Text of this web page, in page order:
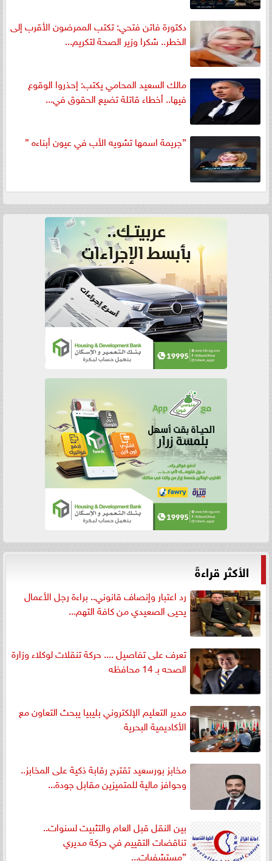
دكتورة فاتن فتحي: تكتب الممرضون الأقرب إلى
الخطر.. شكرا وزير الصحة لتكريم...
مالك السعيد المحامي يكتب: إحذروا الوقوع
فيها.. أخطاء قاتلة تضيع الحقوق في...
”جريمة اسمها تشويه الأب في عيون أبناءه ”
الأكثر قراءةً
رد اعتبار وإنصاف قانوني.. براءة رجل الأعمال
يحيى الصعيدي من كافة التهم...
تعرف على تفاصيل .... حركة تنقلات لوكلاء وزارة
الصحه بـ 14 محافظه
مدير التعليم الإلكتروني بليبيا يبحث التعاون مع
الأكاديمية البحرية
مخابز بورسعيد تقترح رقابة ذكية على المخابز..
وحوافز مالية للمتميزين مقابل جودة...
بين النقل قبل العام والتثبيت لسنوات..
تناقضات التقييم في حركة مديري
”مستشفيات...